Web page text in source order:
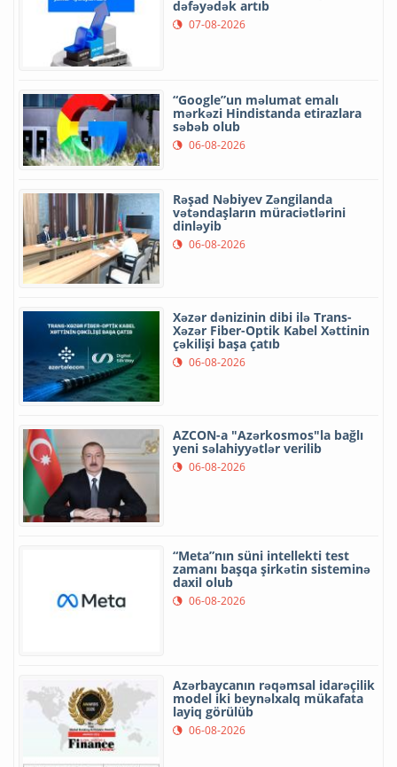
dəfəyədək artıb
07-08-2026
“Google”un məlumat emalı
mərkəzi Hindistanda etirazlara
səbəb olub
06-08-2026
Rəşad Nəbiyev Zəngilanda
vətəndaşların müraciətlərini
dinləyib
06-08-2026
Xəzər dənizinin dibi ilə Trans-
Xəzər Fiber-Optik Kabel Xəttinin
çəkilişi başa çatıb
06-08-2026
AZCON-a "Azərkosmos"la bağlı
yeni səlahiyyətlər verilib
06-08-2026
“Meta”nın süni intellekti test
zamanı başqa şirkətin sisteminə
daxil olub
06-08-2026
Azərbaycanın rəqəmsal idarəçilik
model iki beynəlxalq mükafata
layiq görülüb
06-08-2026